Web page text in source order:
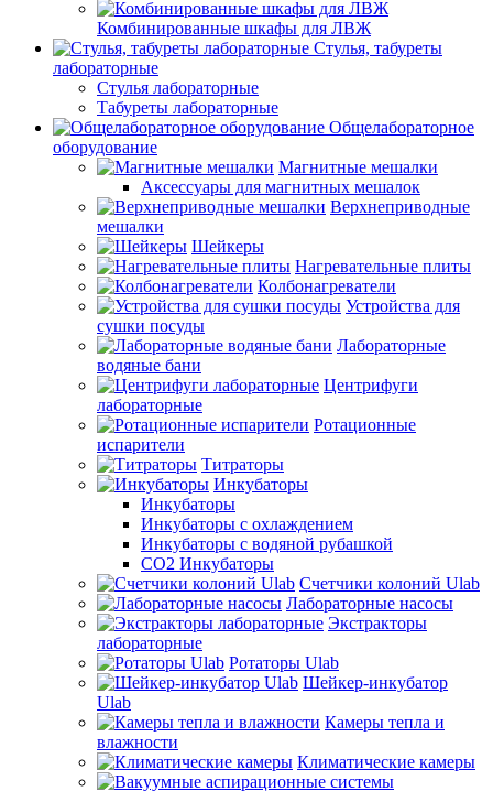
Комбинированные шкафы для ЛВЖ
Стулья, табуреты
лабораторные
Стулья лабораторные
Табуреты лабораторные
Общелабораторное
оборудование
Магнитные мешалки
Аксессуары для магнитных мешалок
Верхнеприводные
мешалки
Шейкеры
Нагревательные плиты
Колбонагреватели
Устройства для
сушки посуды
Лабораторные
водяные бани
Центрифуги
лабораторные
Ротационные
испарители
Титраторы
Инкубаторы
Инкубаторы
Инкубаторы с охлаждением
Инкубаторы с водяной рубашкой
CO2 Инкубаторы
Счетчики колоний Ulab
Лабораторные насосы
Экстракторы
лабораторные
Ротаторы Ulab
Шейкер-инкубатор
Ulab
Камеры тепла и
влажности
Климатические камеры